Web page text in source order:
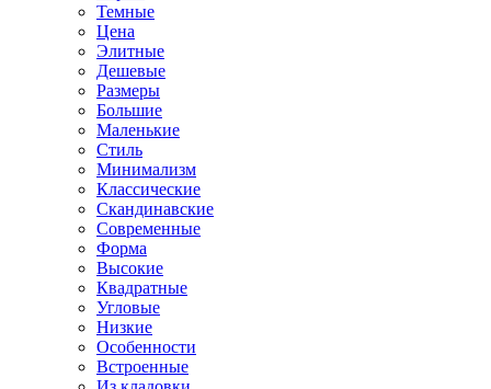
Темные
Цена
Элитные
Дешевые
Размеры
Большие
Маленькие
Стиль
Минимализм
Классические
Скандинавские
Современные
Форма
Высокие
Квадратные
Угловые
Низкие
Особенности
Встроенные